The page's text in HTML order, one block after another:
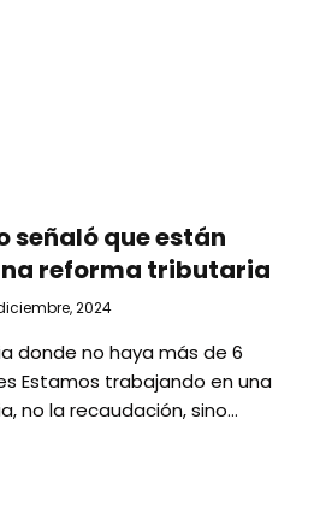
señaló que están
reforma tributaria
2024
donde no haya más de 6
Estamos trabajando en una
no la recaudación, sino…